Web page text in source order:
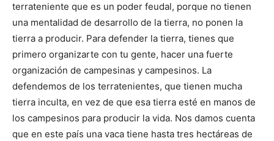
terrateniente que es un poder feudal, porque no tienen
una mentalidad de desarrollo de la tierra, no ponen la
tierra a producir. Para defender la tierra, tienes que
primero organizarte con tu gente, hacer una fuerte
organización de campesinas y campesinos. La
defendemos de los terratenientes, que tienen mucha
tierra inculta, en vez de que esa tierra esté en manos de
los campesinos para producir la vida. Nos damos cuenta
que en este país una vaca tiene hasta tres hectáreas de